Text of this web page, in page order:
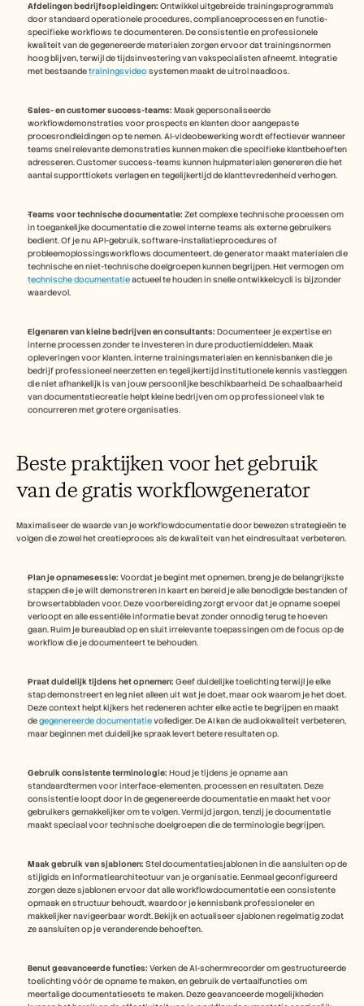
Afdelingen bedrijfsopleidingen: Ontwikkel uitgebreide trainingsprogramma's
door standaard operationele procedures, complianceprocessen en functie-
specifieke workflows te documenteren. De consistentie en professionele
kwaliteit van de gegenereerde materialen zorgen ervoor dat trainingsnormen
hoog blijven, terwijl de tijdsinvestering van vakspecialisten afneemt. Integratie
met bestaande trainingsvideo systemen maakt de uitrol naadloos.
Sales- en customer success-teams: Maak gepersonaliseerde
workflowdemonstraties voor prospects en klanten door aangepaste
procesrondleidingen op te nemen. AI-videobewerking wordt effectiever wanneer
teams snel relevante demonstraties kunnen maken die specifieke klantbehoeften
adresseren. Customer success-teams kunnen hulpmaterialen genereren die het
aantal supporttickets verlagen en tegelijkertijd de klanttevredenheid verhogen.
Teams voor technische documentatie: Zet complexe technische processen om
in toegankelijke documentatie die zowel interne teams als externe gebruikers
bedient. Of je nu API-gebruik, software-installatieprocedures of
probleemoplossingsworkflows documenteert, de generator maakt materialen die
technische documentatie actueel te houden in snelle ontwikkelcycli is bijzonder
waardevol.
Eigenaren van kleine bedrijven en consultants: Documenteer je expertise en
interne processen zonder te investeren in dure productiemiddelen. Maak
opleveringen voor klanten, interne trainingsmaterialen en kennisbanken die je
bedrijf professioneel neerzetten en tegelijkertijd institutionele kennis vastleggen
die niet afhankelijk is van jouw persoonlijke beschikbaarheid. De schaalbaarheid
van documentatiecreatie helpt kleine bedrijven om op professioneel vlak te
concurreren met grotere organisaties.
Beste praktijken voor het gebruik
van de gratis workflowgenerator
Maximaliseer de waarde van je workflowdocumentatie door bewezen strategieën te
volgen die zowel het creatieproces als de kwaliteit van het eindresultaat verbeteren.
Plan je opnamesessie: Voordat je begint met opnemen, breng je de belangrijkste
stappen die je wilt demonstreren in kaart en bereid je alle benodigde bestanden of
browsertabbladen voor. Deze voorbereiding zorgt ervoor dat je opname soepel
verloopt en alle essentiële informatie bevat zonder onnodig terug te hoeven
gaan. Ruim je bureaublad op en sluit irrelevante toepassingen om de focus op de
workflow die je documenteert te behouden.
Praat duidelijk tijdens het opnemen: Geef duidelijke toelichting terwijl je elke
stap demonstreert en leg niet alleen uit wat je doet, maar ook waarom je het doet.
Deze context helpt kijkers het redeneren achter elke actie te begrijpen en maakt
de gegenereerde documentatie vollediger. De AI kan de audiokwaliteit verbeteren,
maar beginnen met duidelijke spraak levert betere resultaten op.
Gebruik consistente terminologie: Houd je tijdens je opname aan
standaardtermen voor interface-elementen, processen en resultaten. Deze
consistentie loopt door in de gegenereerde documentatie en maakt het voor
gebruikers gemakkelijker om te volgen. Vermijd jargon, tenzij je documentatie
maakt speciaal voor technische doelgroepen die de terminologie begrijpen.
Maak gebruik van sjablonen: Stel documentatiesjablonen in die aansluiten op de
stijlgids en informatiearchitectuur van je organisatie. Eenmaal geconfigureerd
zorgen deze sjablonen ervoor dat alle workflowdocumentatie een consistente
opmaak en structuur behoudt, waardoor je kennisbank professioneler en
makkelijker navigeerbaar wordt. Bekijk en actualiseer sjablonen regelmatig zodat
ze aansluiten op je veranderende behoeften.
Benut geavanceerde functies: Verken de AI-schermrecorder om gestructureerde
toelichting vóór de opname te maken, en gebruik de vertaalfuncties om
meertalige documentatiesets te maken. Deze geavanceerde mogelijkheden